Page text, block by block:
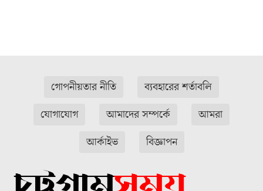
গোপনীয়তার নীতি
ব্যবহারের শর্তাবলি
যোগাযোগ
আমাদের সম্পর্কে
আমরা
আর্কাইভ
বিজ্ঞাপন